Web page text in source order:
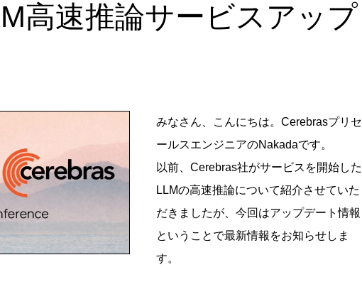
高速推論サービスアップ
みなさん、こんにちは。Cerebrasプリセ
ールスエンジニアのNakadaです。
以前、Cerebras社がサービスを開始した
LLMの高速推論について紹介させていた
だきましたが、今回はアップデート情報
ということで最新情報をお知らせしま
す。